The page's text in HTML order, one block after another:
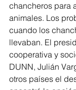
chancheros para
animales. Los
cuando los
llevaban. El
cooperativa y
DUNN, Julián
otros países el